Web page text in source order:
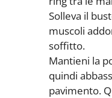
Solleva il
muscoli
soffitto.
Mantieni la
quindi
pavimento.